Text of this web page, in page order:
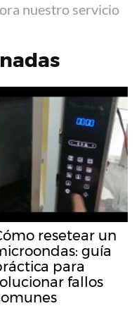
nuestro servicio
resetear un
guía
para
fallos